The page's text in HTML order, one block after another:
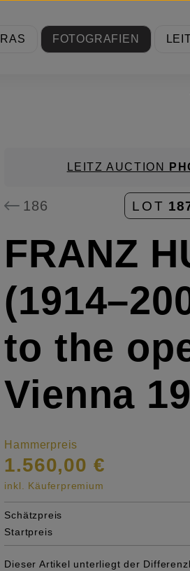
FOTOGRAFIEN
LEITZ AUCTION
186 LOT
FRANZ
to the
Vienna
Hammerpreis
1.560,00 €
inkl. Käuferpremium
Schätzpreis
Startpreis
Dieser Artikel unterliegt der